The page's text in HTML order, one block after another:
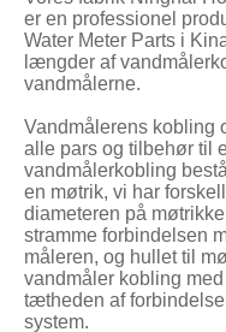
er en professionel
Water Meter Parts i
længder af
vandmålerne.
Vandmålerens kobling
alle pars og tilbehør til
vandmålerkobling
en møtrik, vi har
diameteren på
stramme forbindelsen
måleren, og hullet til
vandmåler kobling
tætheden af
system.